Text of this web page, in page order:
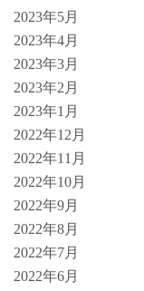
2023年5月
2023年4月
2023年3月
2023年2月
2023年1月
2022年12月
2022年11月
2022年10月
2022年9月
2022年8月
2022年7月
2022年6月